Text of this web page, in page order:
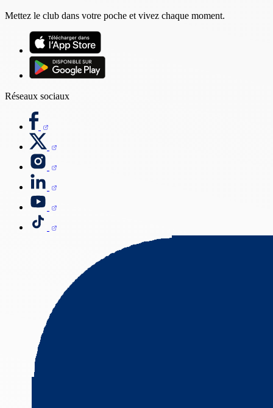
Mettez le club dans votre poche et vivez chaque moment.
Réseaux sociaux